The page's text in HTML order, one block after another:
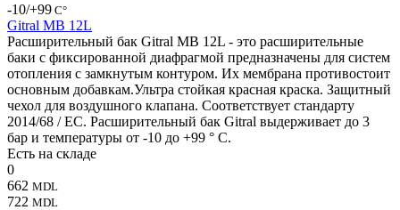
-10/+99 С°
Gitral MB 12L
Расширительный бак Gitral MB 12L - это расширительные
баки с фиксированной диафрагмой предназначены для систем
отопления с замкнутым контуром. Их мембрана противостоит
основным добавкам.Ультра стойкая красная краска. Защитный
чехол для воздушного клапана. Соответствует стандарту
2014/68 / ЕС. Расширительный бак Gitral выдерживает до 3
бар и температуры от -10 до +99 ° C.
Есть на складе
0
662 MDL
722 MDL